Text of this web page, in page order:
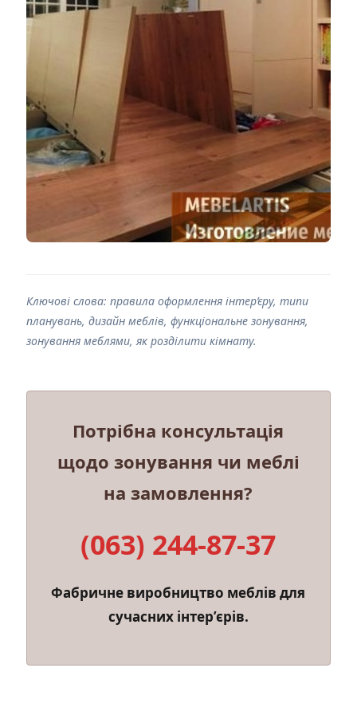
Ключові слова: правила оформлення інтер’єру, типи
планувань, дизайн меблів, функціональне зонування,
зонування меблями, як розділити кімнату.
Потрібна консультація
щодо зонування чи меблі
на замовлення?
(063) 244-87-37
Фабричне виробництво меблів для
сучасних інтер’єрів.